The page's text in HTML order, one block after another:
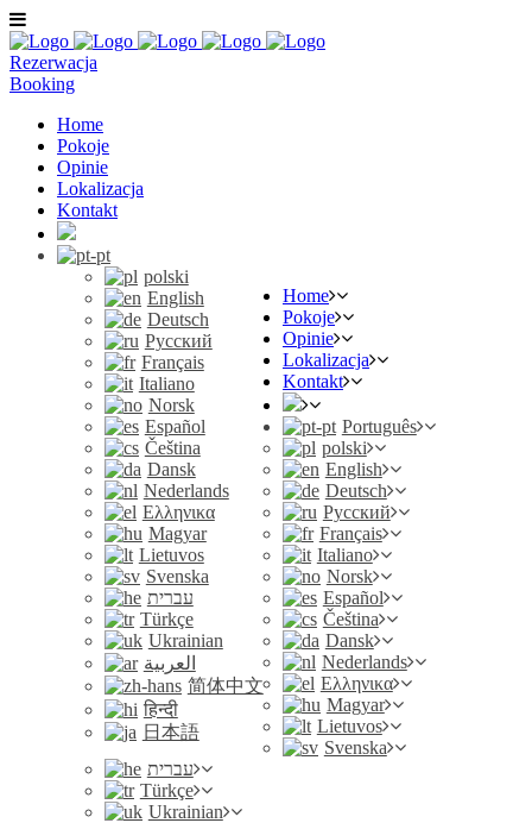
Rezerwacja
Booking
Home
Pokoje
Opinie
Lokalizacja
Kontakt
polski
English
Deutsch
Русский
Français
Italiano
Norsk
Español
Čeština
Dansk
Nederlands
Ελληνικα
Magyar
Lietuvos
Svenska
עברית
Türkçe
Ukrainian
العربية
简体中文
हिन्दी
日本語
Home
Pokoje
Opinie
Lokalizacja
Kontakt
Português
polski
English
Deutsch
Русский
Français
Italiano
Norsk
Español
Čeština
Dansk
Nederlands
Ελληνικα
Magyar
Lietuvos
Svenska
עברית
Türkçe
Ukrainian